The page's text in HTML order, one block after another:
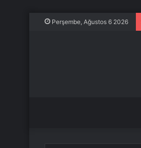
Perşembe, Ağustos 6 2026